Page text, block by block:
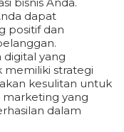
dapat
positif dan
digital yang
memiliki strategi
kesulitan untuk
yang
dalam